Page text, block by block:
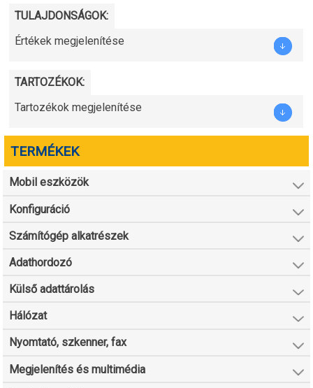
TULAJDONSÁGOK:
Értékek megjelenítése
TARTOZÉKOK:
Tartozékok megjelenítése
TERMÉKEK
Mobil eszközök
Konfiguráció
Számítógép alkatrészek
Adathordozó
Külső adattárolás
Hálózat
Nyomtató, szkenner, fax
Megjelenítés és multimédia